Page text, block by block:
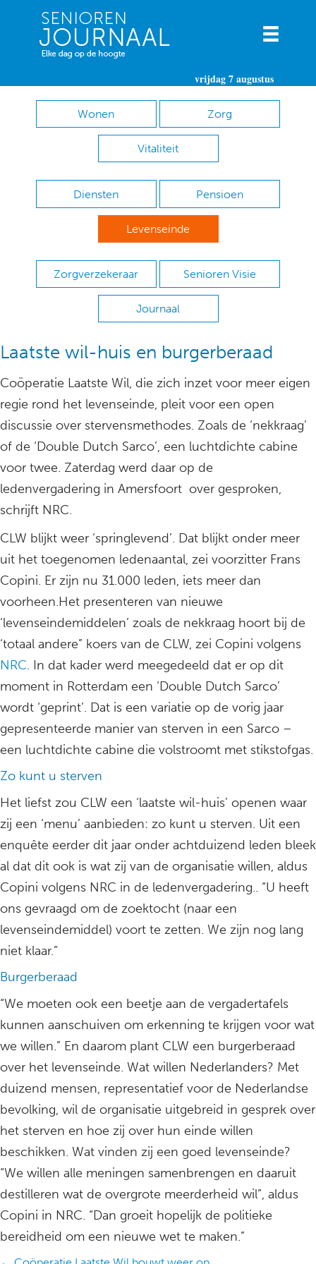
vrijdag 7 augustus
Wonen Zorg
Vitaliteit
Diensten Pensioen
Levenseinde
Zorgverzekeraar Senioren Visie
Journaal
Laatste wil-huis en burgerberaad
Coöperatie Laatste Wil, die zich inzet voor meer eigen
regie rond het levenseinde, pleit voor een open
discussie over stervensmethodes. Zoals de ‘nekkraag’
of de ‘Double Dutch Sarco’, een luchtdichte cabine
voor twee. Zaterdag werd daar op de
ledenvergadering in Amersfoort over gesproken,
schrijft NRC.
CLW blijkt weer ‘springlevend’. Dat blijkt onder meer
uit het toegenomen ledenaantal, zei voorzitter Frans
Copini. Er zijn nu 31.000 leden, iets meer dan
voorheen.Het presenteren van nieuwe
‘levenseindemiddelen’ zoals de nekkraag hoort bij de
‘totaal andere” koers van de CLW, zei Copini volgens
NRC. In dat kader werd meegedeeld dat er op dit
moment in Rotterdam een ‘Double Dutch Sarco’
wordt ‘geprint’. Dat is een variatie op de vorig jaar
gepresenteerde manier van sterven in een Sarco –
een luchtdichte cabine die volstroomt met stikstofgas.
Zo kunt u sterven
Het liefst zou CLW een ‘laatste wil-huis’ openen waar
zij een ‘menu’ aanbieden: zo kunt u sterven. Uit een
enquête eerder dit jaar onder achtduizend leden bleek
al dat dit ook is wat zij van de organisatie willen, aldus
Copini volgens NRC in de ledenvergadering.. “U heeft
ons gevraagd om de zoektocht (naar een
levenseindemiddel) voort te zetten. We zijn nog lang
niet klaar.”
Burgerberaad
“We moeten ook een beetje aan de vergadertafels
kunnen aanschuiven om erkenning te krijgen voor wat
we willen.” En daarom plant CLW een burgerberaad
over het levenseinde. Wat willen Nederlanders? Met
duizend mensen, representatief voor de Nederlandse
bevolking, wil de organisatie uitgebreid in gesprek over
het sterven en hoe zij over hun einde willen
beschikken. Wat vinden zij een goed levenseinde?
“We willen alle meningen samenbrengen en daaruit
destilleren wat de overgrote meerderheid wil”, aldus
Copini in NRC. “Dan groeit hopelijk de politieke
bereidheid om een nieuwe wet te maken.”